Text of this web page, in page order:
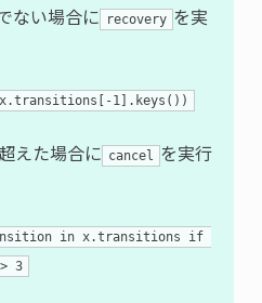
ない場合に recovery を実
1].keys())
えた場合に cancel
を実行
in x.transitions if
3